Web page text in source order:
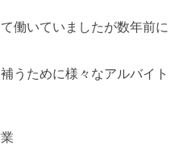
働いていましたが数年前に
うために様々なアルバイト